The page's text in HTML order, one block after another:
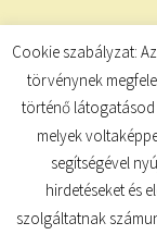
Bejegyzés
navigáció
post:
Cookie szabályzat:
törvénynek
történő látogatásod
melyek
segítségével
hirdetéseket és
szolgáltatnak